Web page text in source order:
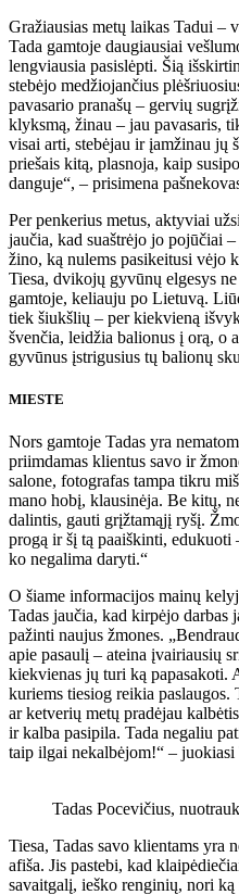
Gražiausias metų laikas Tadui –
Tada gamtoje daugiausiai
lengviausia pasislėpti. Šią
stebėjo medžiojančius
pavasario pranašų – gervių
klyksmą, žinau – jau pavasaris,
visai arti, stebėjau ir įamžinau jų
priešais kitą, plasnoja, kaip
danguje“, – prisimena
Per penkerius metus, aktyviai
jaučia, kad suaštrėjo jo pojūčiai
žino, ką nulems pasikeitusi vėjo
Tiesa, dvikojų gyvūnų elgesys
gamtoje, keliauju po Lietuvą.
tiek šiukšlių – per kiekvieną
švenčia, leidžia balionus į orą, o
gyvūnus įstrigusius tų balionų
MIESTE
Nors gamtoje Tadas yra
priimdamas klientus savo ir
salone, fotografas tampa tikru
mano hobį, klausinėja. Be kitų,
dalintis, gauti grįžtamąjį ryšį.
progą ir šį tą paaiškinti, edukuoti
ko negalima daryti.“
O šiame informacijos mainų
Tadas jaučia, kad kirpėjo darbas
pažinti naujus žmones.
apie pasaulį – ateina įvairiausių
kiekvienas jų turi ką papasakoti.
kuriems tiesiog reikia
ar ketverių metų pradėjau
ir kalba pasipila. Tada negaliu
taip ilgai nekalbėjom!“ – juokiasi
Tadas Pocevičius,
Tiesa, Tadas savo klientams yra
afiša. Jis pastebi, kad
savaitgalį, ieško renginių, nori ką